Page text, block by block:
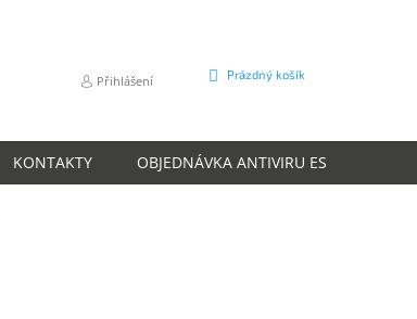
Přihlášení
NÁKUPNÍ
Prázdný košík
KONTAKTY OBJEDNÁVKA ANTIVIRU ESET